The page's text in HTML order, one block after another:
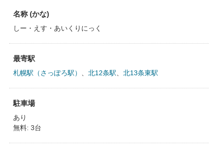
名称 (かな)
しー・えす・あいくりにっく
最寄駅
札幌駅（さっぽろ駅） 北12条駅 北13条東駅
駐車場
あり
無料: 3台